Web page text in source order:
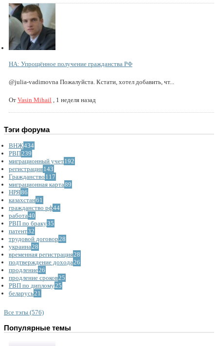
НА: Упрощённое получение гражданства РФ
@julia-vadimovna Пожалуйста. Кстати, хотел добавить, чт...
От Vasin Mihail , 1 неделя назад
Тэги форума
ВНЖ434
РВП239
миграционный учет192
регистрация143
Гражданство 117
миграционная карта89
НРЯ86
казахстан61
гражданство рф44
работа40
РВП по браку35
патент32
трудовой договор 28
украина 28
временная регистрация28
подтверждение дохода 26
продление26
продление сроков25
РВП по диплому25
беларусь21
Все тэгы (576)
Популярные темы